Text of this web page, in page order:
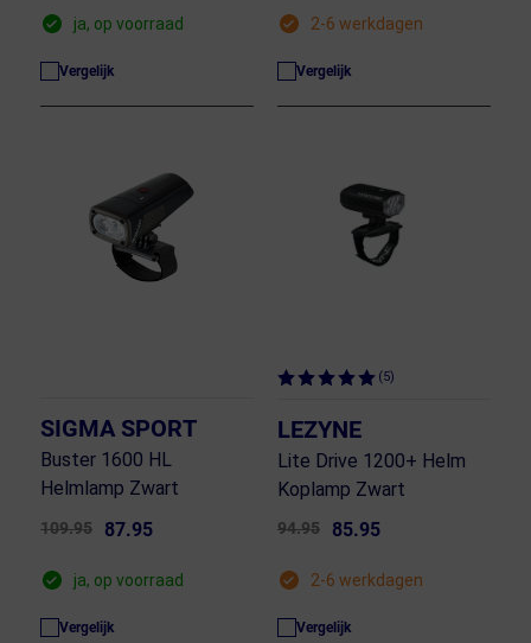
ja, op voorraad
Vergelijk
2-6 werkdagen
Vergelijk
SIGMA SPORT
Buster 1600 HL
Helmlamp Zwart
109.95 87.95
ja, op voorraad
Vergelijk
(5)
LEZYNE
Lite Drive 1200+ Helm
Koplamp Zwart
94.95 85.95
2-6 werkdagen
Vergelijk